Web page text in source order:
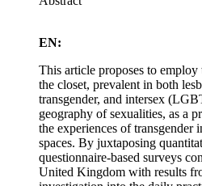
EN:
This article proposes to
the closet, prevalent in both
transgender, and intersex
geography of sexualities, as a
the experiences of
spaces. By juxtaposing
questionnaire-based surveys
United Kingdom with results